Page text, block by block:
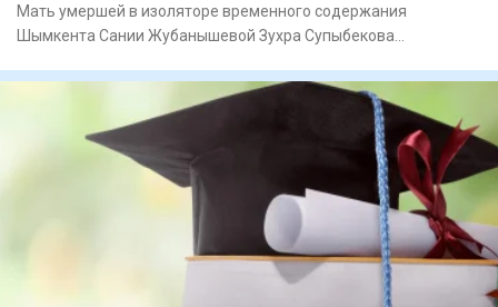
Мать умершей в изоляторе временного содержания
Шымкента Сании Жубанышевой Зухра Супыбекова